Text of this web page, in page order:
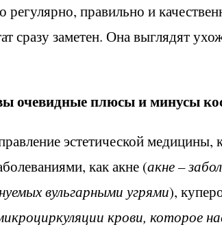
регулярно, правильно и
сразу заметен. Она выглядят
очевидные плюсы и минусы
эстетической
как акне (акне –
вульгарными угрями),
крови, которое